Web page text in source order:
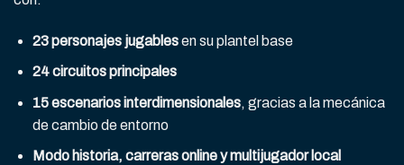
23 personajes jugablesen su plantel base
24 circuitos principales
15 escenarios interdimensionales, gracias a la mecánica
de cambio de entorno
Modo historia, carreras online y multijugador local